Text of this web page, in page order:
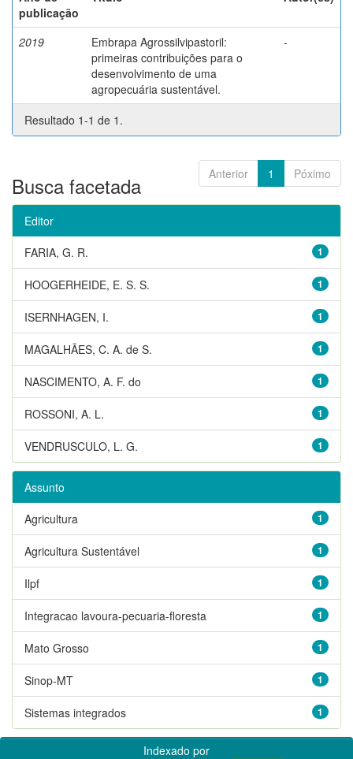
publicação
2019
Embrapa Agrossilvipastoril:
primeiras contribuições para o
desenvolvimento de uma
agropecuária sustentável.
-
Resultado 1-1 de 1.
Anterior 1 Póximo
Busca facetada
Editor
1
FARIA, G. R.
1
HOOGERHEIDE, E. S. S.
1
ISERNHAGEN, I.
1
MAGALHÃES, C. A. de S.
1
NASCIMENTO, A. F. do
1
ROSSONI, A. L.
1
VENDRUSCULO, L. G.
Assunto
1
Agricultura
1
Agricultura Sustentável
1
Ilpf
1
Integracao lavoura-pecuaria-floresta
1
Mato Grosso
1
Sinop-MT
1
Sistemas integrados
Indexado por